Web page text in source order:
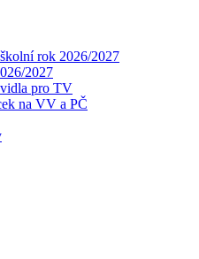
rok 2026/2027
2027
pro TV
na VV a PČ